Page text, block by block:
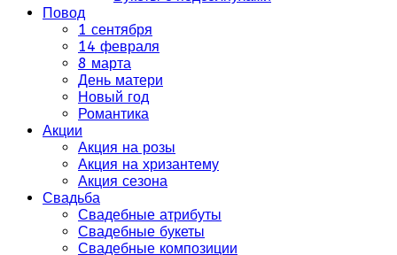
Повод
1 сентября
14 февраля
8 марта
День матери
Новый год
Романтика
Акции
Акция на розы
Акция на хризантему
Акция сезона
Свадьба
Свадебные атрибуты
Свадебные букеты
Свадебные композиции